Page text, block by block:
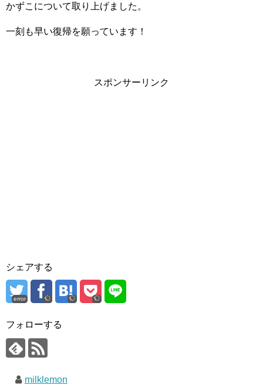
かずこについて取り上げました。
一刻も早い復帰を願っています！
スポンサーリンク
シェアする
error
フォローする
milklemon